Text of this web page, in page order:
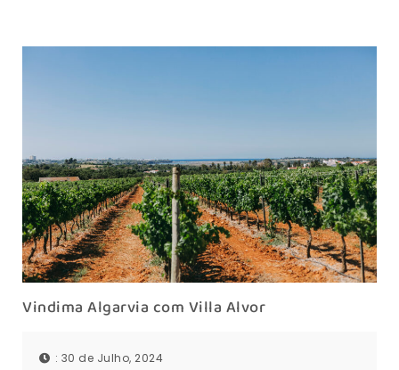
Vindima Algarvia com Villa Alvor
: 30 de Julho, 2024